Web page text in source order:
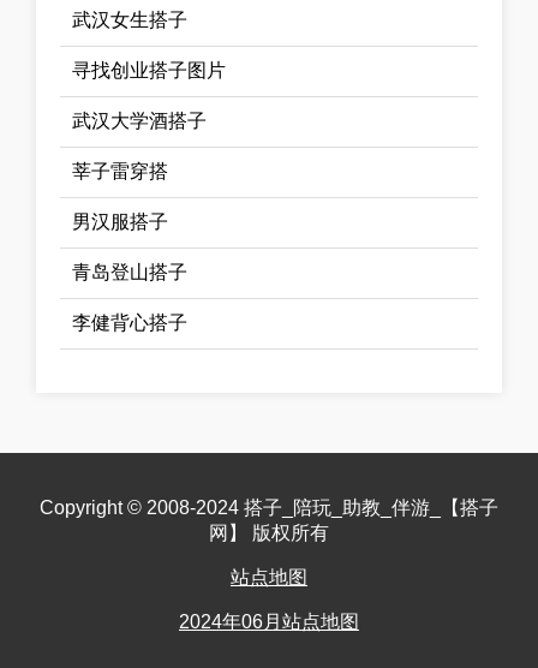
武汉女生搭子
寻找创业搭子图片
武汉大学酒搭子
莘子雷穿搭
男汉服搭子
青岛登山搭子
李健背心搭子
Copyright © 2008-2024 搭子_陪玩_助教_伴游_【搭子
网】 版权所有
站点地图
2024年06月站点地图